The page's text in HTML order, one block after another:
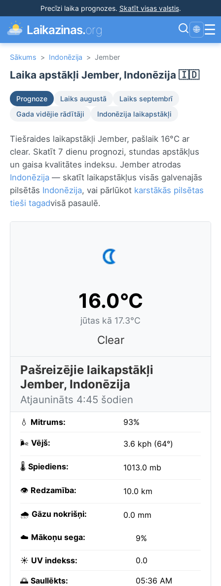
Precīzi laika prognozes. Skatīt visas valstis.
Laikazinas.org 🌐 ☰
Sākums > Indonēzija > Jember
Laika apstākļi Jember, Indonēzija 🇮🇩
Prognoze Laiks augustā
Laiks septembrī
Gada vidējie rādītāji
Indonēzija laikapstākļi
Tiešraides laikapstākļi Jember, pašlaik 16°C ar
clear. Skatīt 7 dienu prognozi, stundas apstākļus
un gaisa kvalitātes indeksu. Jember atrodas
Indonēzija — skatīt laikapstākļus visās galvenajās
pilsētās Indonēzija, vai pārlūkot karstākās pilsētas
tieši tagadvisā pasaulē.
16.0°C
jūtas kā 17.3°C
Clear
Pašreizējie laikapstākļi
Jember, Indonēzija
Atjaunināts 4:45 šodien
💧 Mitrums: 93%
🌬️ Vējš: 3.6 kph (64°)
🌡️ Spiediens: 1013.0 mb
👁️ Redzamība: 10.0 km
🌧️ Gāzu nokrišņi: 0.0 mm
☁️ Mākoņu sega: 9%
☀️ UV indekss: 0.0
🌅 Saullēkts: 05:36 AM